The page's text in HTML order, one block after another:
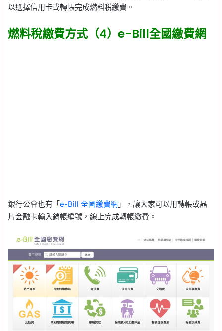
以選擇信用卡或轉帳完成燃料稅繳費。
燃料稅繳費方式（4）e-Bill全國繳費網
銀行公會也有「e-Bill 全國繳費網 」，讓大家可以用轉帳或晶
片金融卡輸入銷帳編號，線上完成轉帳繳費。